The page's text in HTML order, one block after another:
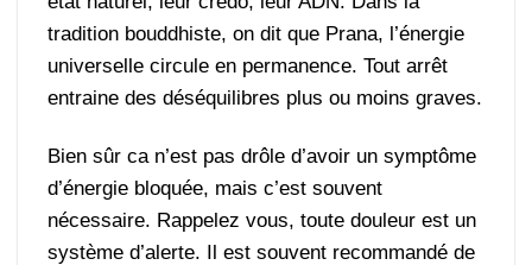
tradition bouddhiste, on dit que Prana, l’énergie
universelle circule en permanence. Tout arrêt
entraine des déséquilibres plus ou moins graves.
Bien sûr ca n’est pas drôle d’avoir un symptôme
d’énergie bloquée, mais c’est souvent
nécessaire. Rappelez vous, toute douleur est un
système d’alerte. Il est souvent recommandé de